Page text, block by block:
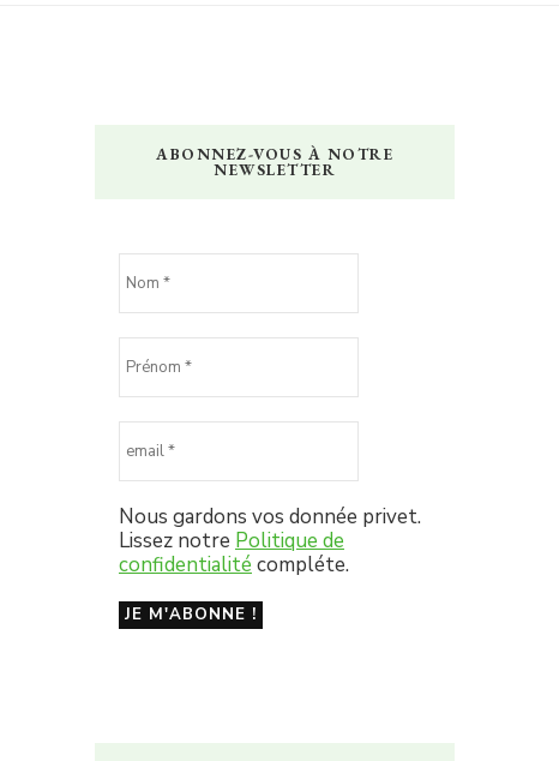
ABONNEZ-VOUS À NOTRE
NEWSLETTER
Nous gardons vos donnée privet.
Lissez notre Politique de
confidentialité compléte.